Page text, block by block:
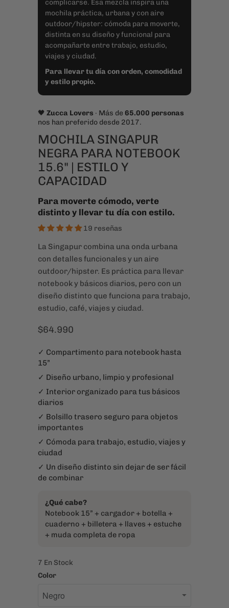
y estilo propio.
🖤Zucca Lovers· Más de65.000 personas
nos han preferido desde 2017.
MOCHILA SINGAPUR
NEGRA PARA NOTEBOOK
15.6" | ESTILO Y
Para moverte cómodo, verte
distinto y llevar tu día con estilo.
19 reseñas
La Singapur combina una onda urbana
con detalles funcionales y un aire
notebook y básicos diarios, pero con un
diseño distinto que funciona para trabajo,
estudio, café, viajes y ciudad.
$64.990
✓ Compartimento para notebook hasta
15”
✓ Diseño urbano, limpio y profesional
✓ Interior organizado para tus básicos
diarios
importantes
✓ Cómoda para trabajo, estudio, viajes y
ciudad
✓ Un diseño distinto sin dejar de ser fácil
de combinar
¿Qué cabe?
Notebook 15” + cargador + botella +
cuaderno + billetera + llaves + estuche
+ muda completa de ropa
Color
COMPRA EL PACK MOCHILA +